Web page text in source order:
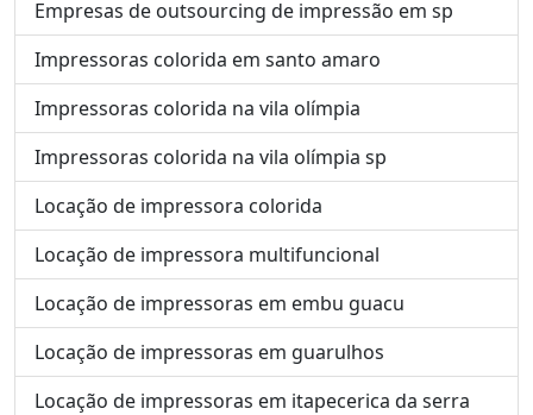
Empresas de outsourcing de impressão em sp
Impressoras colorida em santo amaro
Impressoras colorida na vila olímpia
Impressoras colorida na vila olímpia sp
Locação de impressora colorida
Locação de impressora multifuncional
Locação de impressoras em embu guacu
Locação de impressoras em guarulhos
Locação de impressoras em itapecerica da serra